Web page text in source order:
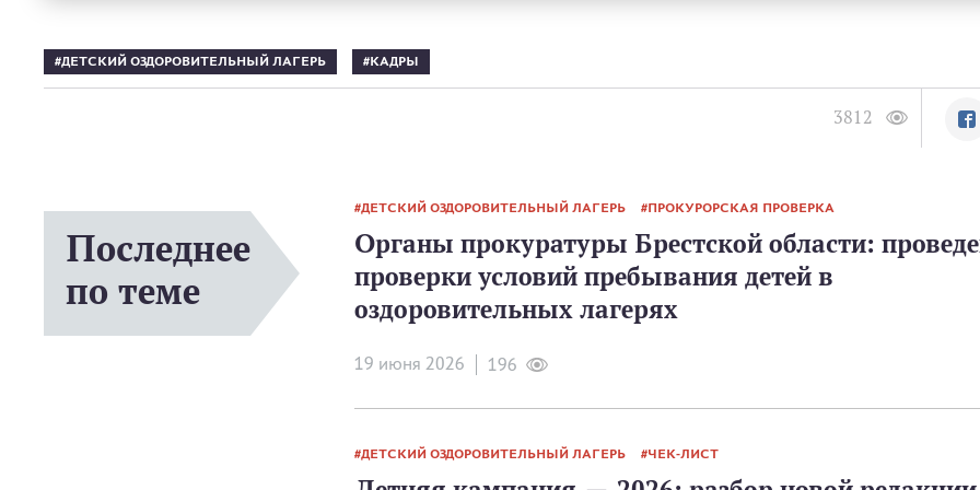
ДЕТСКИЙ ОЗДОРОВИТЕЛЬНЫЙ ЛАГЕРЬ КАДРЫ
3812
Последнее
по теме
ДЕТСКИЙ ОЗДОРОВИТЕЛЬНЫЙ ЛАГЕРЬ ПРОКУРОРСКАЯ ПРОВЕРКА
Органы прокуратуры Брестской области:
проверки условий пребывания детей в
оздоровительных лагерях
19 июня 2026 196
ДЕТСКИЙ ОЗДОРОВИТЕЛЬНЫЙ ЛАГЕРЬ ЧЕК-ЛИСТ